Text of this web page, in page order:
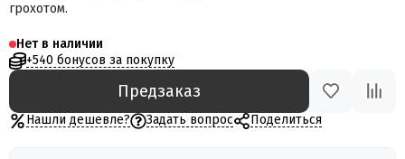
грохотом.
Нет в наличии
+540 бонусов за покупку
Предзаказ
Нашли дешевле? Задать вопрос Поделиться